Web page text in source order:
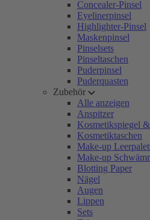
Concealer-Pinsel
Eyelinerpinsel
Highlighter-Pinsel
Maskenpinsel
Pinselsets
Pinseltaschen
Puderpinsel
Puderquasten
Zubehör
Alle anzeigen
Anspitzer
Kosmetikspiegel
Kosmetiktaschen
Make-up
Make-up
Blotting Paper
Nägel
Augen
Lippen
Sets